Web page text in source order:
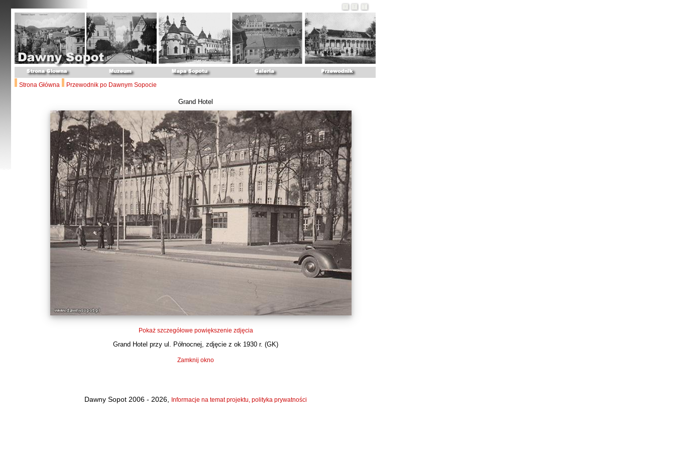
Strona Główna Przewodnik po Dawnym Sopocie
Grand Hotel
Pokaż szczegółowe powiększenie zdjęcia
Grand Hotel przy ul. Północnej, zdjęcie z ok 1930 r. (GK)
Zamknij okno
Dawny Sopot 2006 - 2026, Informacje na temat projektu, polityka prywatności